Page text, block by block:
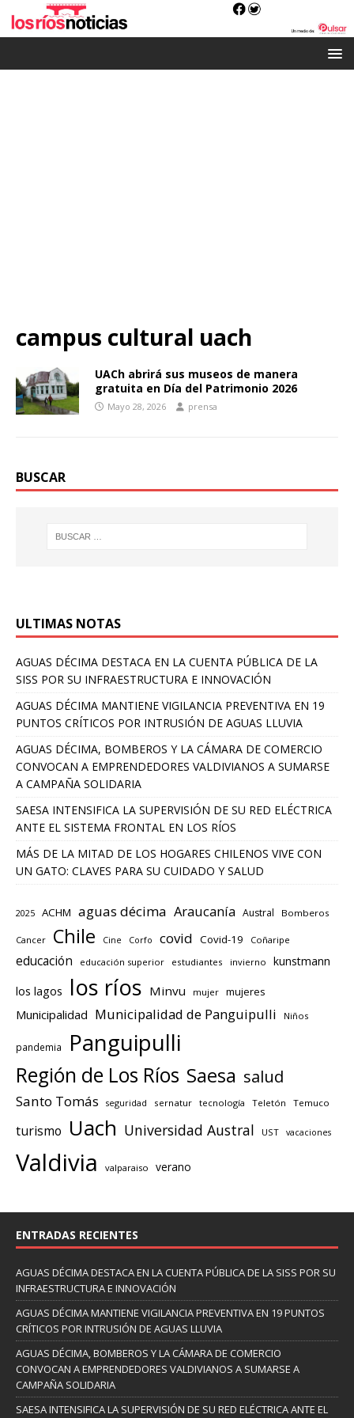
campus cultural uach
UACh abrirá sus museos de manera
gratuita en Día del Patrimonio 2026
Mayo 28, 2026 prensa
BUSCAR
ULTIMAS NOTAS
AGUAS DÉCIMA DESTACA EN LA CUENTA PÚBLICA DE LA
SISS POR SU INFRAESTRUCTURA E INNOVACIÓN
AGUAS DÉCIMA MANTIENE VIGILANCIA PREVENTIVA EN 19
PUNTOS CRÍTICOS POR INTRUSIÓN DE AGUAS LLUVIA
AGUAS DÉCIMA, BOMBEROS Y LA CÁMARA DE COMERCIO
CONVOCAN A EMPRENDEDORES VALDIVIANOS A SUMARSE
A CAMPAÑA SOLIDARIA
SAESA INTENSIFICA LA SUPERVISIÓN DE SU RED ELÉCTRICA
ANTE EL SISTEMA FRONTAL EN LOS RÍOS
MÁS DE LA MITAD DE LOS HOGARES CHILENOS VIVE CON
UN GATO: CLAVES PARA SU CUIDADO Y SALUD
2025 ACHM aguas décima Araucanía Austral Bomberos
Cancer Chile Cine Corfo covid Covid-19 Coñaripe
educación educación superior estudiantes invierno kunstmann
los lagos los ríos Minvu mujer mujeres
Municipalidad Municipalidad de Panguipulli Niños
pandemia Panguipulli
Región de Los Ríos Saesa salud
Santo Tomás seguridad sernatur tecnología Teletón Temuco
turismo Uach Universidad Austral UST vacaciones
Valdivia valparaiso verano
ENTRADAS RECIENTES
AGUAS DÉCIMA DESTACA EN LA CUENTA PÚBLICA DE LA SISS POR SU
INFRAESTRUCTURA E INNOVACIÓN
AGUAS DÉCIMA MANTIENE VIGILANCIA PREVENTIVA EN 19 PUNTOS
CRÍTICOS POR INTRUSIÓN DE AGUAS LLUVIA
AGUAS DÉCIMA, BOMBEROS Y LA CÁMARA DE COMERCIO
CONVOCAN A EMPRENDEDORES VALDIVIANOS A SUMARSE A
CAMPAÑA SOLIDARIA
SAESA INTENSIFICA LA SUPERVISIÓN DE SU RED ELÉCTRICA ANTE EL